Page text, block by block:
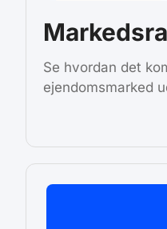
Se hvordan det
ejendomsmarked